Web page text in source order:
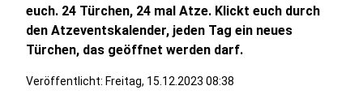
euch. 24 Türchen, 24 mal Atze. Klickt euch durch
den Atzeventskalender, jeden Tag ein neues
Türchen, das geöffnet werden darf.
Veröffentlicht: Freitag, 15.12.2023 08:38